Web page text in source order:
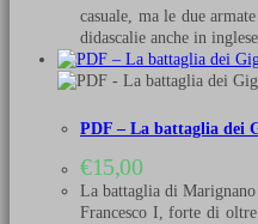
casuale, ma le due
didascalie anche in
PDF – La battaglia dei
€15,00
La battaglia di
Francesco I, forte di